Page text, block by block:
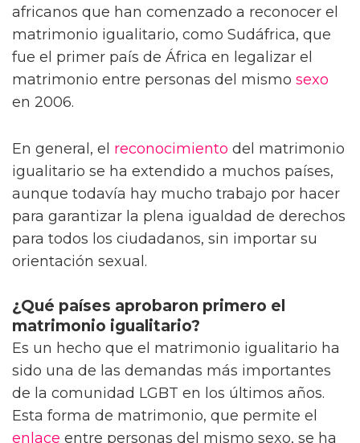
africanos que han comenzado a reconocer el
matrimonio igualitario, como Sudáfrica, que
fue el primer país de África en legalizar el
matrimonio entre personas del mismo sexo
en 2006.
En general, el reconocimiento del matrimonio
igualitario se ha extendido a muchos países,
aunque todavía hay mucho trabajo por hacer
para garantizar la plena igualdad de derechos
para todos los ciudadanos, sin importar su
orientación sexual.
¿Qué países aprobaron primero el
matrimonio igualitario?
Es un hecho que el matrimonio igualitario ha
sido una de las demandas más importantes
de la comunidad LGBT en los últimos años.
Esta forma de matrimonio, que permite el
enlace entre personas del mismo sexo, se ha